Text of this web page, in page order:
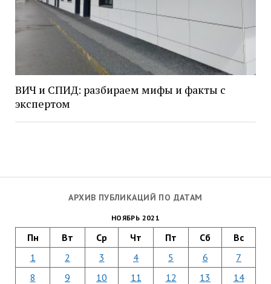
АРХИВ ПУБЛИКАЦИЙ ПО ДАТАМ
НОЯБРЬ 2021
Пн Вт Ср Чт Пт Сб Вс
1 2 3 4 5 6
7
8
9 10 11 12 13
14
ВИЧ и СПИД: разбираем мифы и факты с
экспертом